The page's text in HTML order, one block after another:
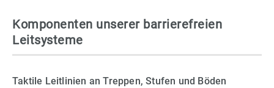
Komponenten unserer barrierefreien
Leitsysteme
Taktile Leitlinien an Treppen, Stufen und Böden